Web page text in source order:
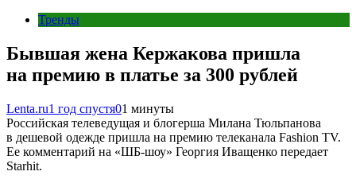
Тренды
Бывшая жена Кержакова пришла
на премию в платье за 300 рублей
Lenta.ru1 год спустя01 минуты
Российская телеведущая и блогерша Милана Тюльпанова
в дешевой одежде пришла на премию телеканала Fashion TV.
Ее комментарий на «ШБ-шоу» Георгия Иващенко передает
Starhit.